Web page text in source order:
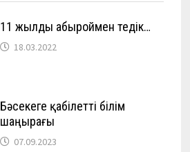
11 жылды абыроймен өтедік…
18.03.2022
Бәсекеге қабілетті білім
шаңырағы
07.09.2023